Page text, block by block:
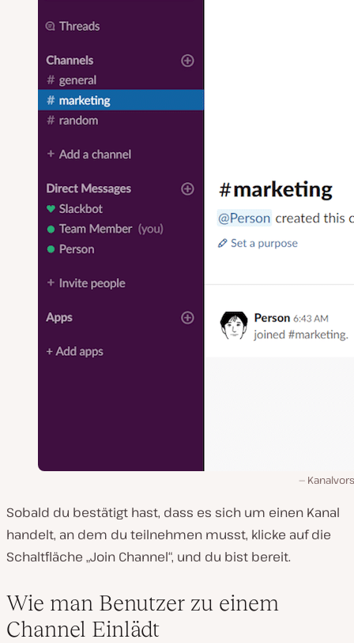
Sobald du bestätigt hast, dass es sich um einen Kanal
handelt, an dem du teilnehmen musst, klicke auf die
Schaltfläche „Join Channel“, und du bist bereit.
Wie man Benutzer zu einem
Channel Einlädt